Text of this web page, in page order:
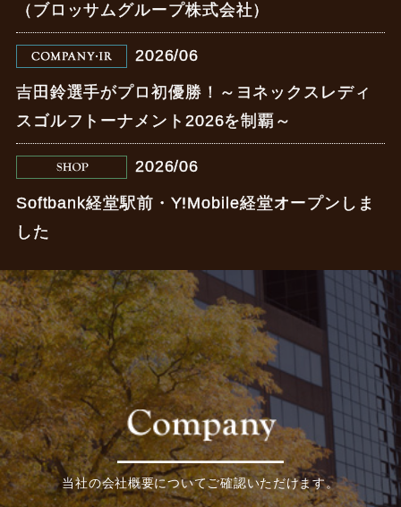
（ブロッサムグループ株式会社）
2026/06
吉田鈴選手がプロ初優勝！～ヨネックスレディ
スゴルフトーナメント2026を制覇～
2026/06
Softbank経堂駅前・Y!Mobile経堂オープンしま
した
当社の会社概要についてご確認いただけます。